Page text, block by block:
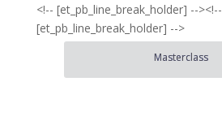
<!-- [et_pb_line_break_holder] --><!--
[et_pb_line_break_holder] -->
Masterclass